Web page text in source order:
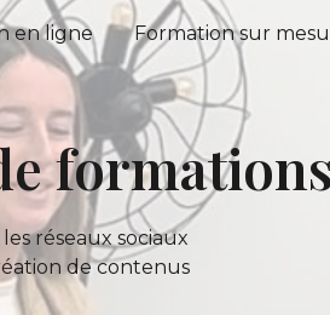
Skip to navigation
en ligne Formation sur
réseaux sociaux
de contenus